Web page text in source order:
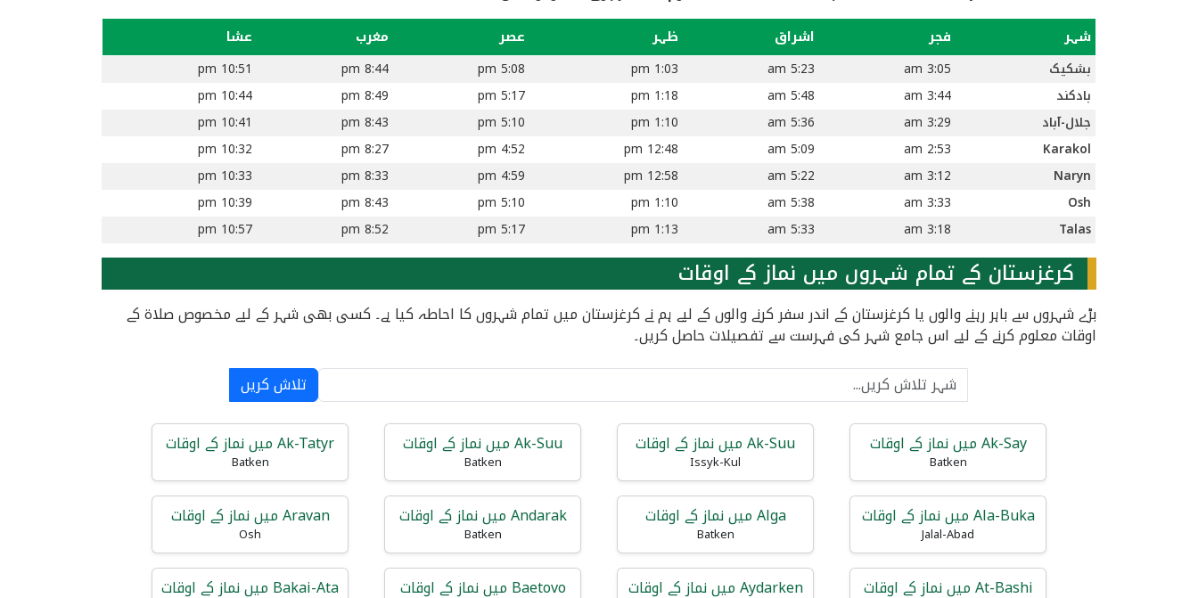
شہر فجر اشراق ظہر عصر مغرب عشا
بشکیک 3:05 am
5:23 am
1:03 pm
5:08 pm
8:44 pm
10:51 pm
بادکند
3:44 am
5:48 am
1:18 pm
5:17 pm
8:49 pm
10:44 pm
جلال-آباد
3:29 am
5:36 am
1:10 pm
5:10 pm
8:43 pm
10:41 pm
Karakol
2:53 am
5:09 am
12:48 pm
4:52 pm
8:27 pm
10:32 pm
Naryn
3:12 am
5:22 am
12:58 pm
4:59 pm
8:33 pm
10:33 pm
Osh
3:33 am
5:38 am
1:10 pm
5:10 pm
8:43 pm
10:39 pm
Talas
3:18 am
5:33 am
1:13 pm
5:17 pm
8:52 pm
10:57 pm
کرغزستان کے تمام شہروں میں نماز کے اوقات
بڑے شہروں سے باہر رہنے والوں یا کرغزستان کے اندر سفر کرنے والوں کے لیے ہم نے کرغزستان میں تمام شہروں کا احاطہ کیا ہے۔ کسی بھی شہر کے لیے مخصوص صلاۃ کے
اوقات معلوم کرنے کے لیے اس جامع شہر کی فہرست سے تفصیلات حاصل کریں۔
تلاش کریں
Ak-Say میں نماز کے اوقات
Batken
Ak-Suu میں نماز کے اوقات
Issyk-Kul
Ak-Suu میں نماز کے اوقات
Batken
Ak-Tatyr میں نماز کے اوقات
Batken
Ala-Buka میں نماز کے اوقات
Jalal-Abad
Alga میں نماز کے اوقات
Batken
Andarak میں نماز کے اوقات
Batken
Aravan میں نماز کے اوقات
Osh
At-Bashi میں نماز کے اوقات Aydarken میں نماز کے اوقات Baetovo میں نماز کے اوقات Bakai-Ata میں نماز کے اوقات